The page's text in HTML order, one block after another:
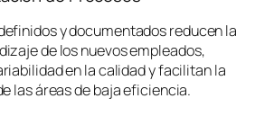
y documentados reducen la
de los nuevos empleados,
en la calidad y facilitan la
las áreas de baja eficiencia.